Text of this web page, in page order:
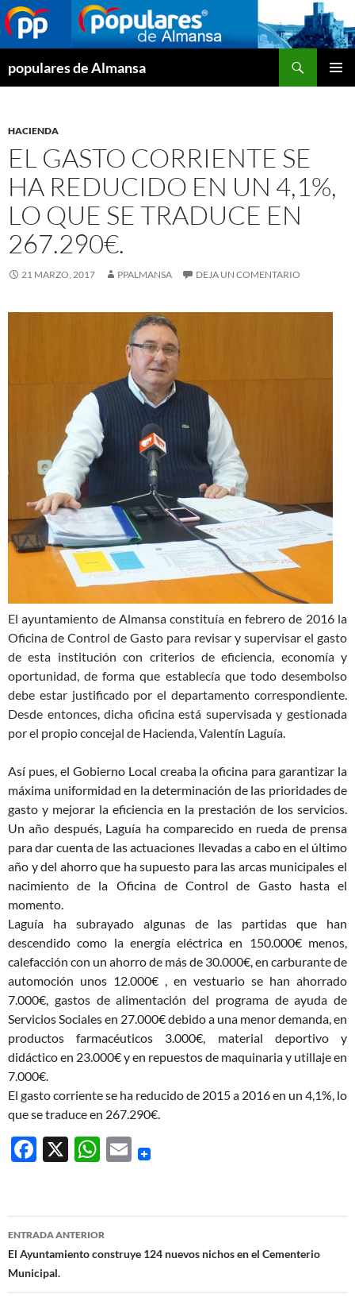
populares de Almansa
HACIENDA
EL GASTO CORRIENTE SE
HA REDUCIDO EN UN 4,1%,
LO QUE SE TRADUCE EN
267.290€.
21 MARZO, 2017 PPALMANSA DEJA UN COMENTARIO
El ayuntamiento de Almansa constituía en febrero de 2016 la
Oficina de Control de Gasto para revisar y supervisar el gasto
de esta institución con criterios de eficiencia, economía y
oportunidad, de forma que establecía que todo desembolso
debe estar justificado por el departamento correspondiente.
Desde entonces, dicha oficina está supervisada y gestionada
por el propio concejal de Hacienda, Valentín Laguía.
Así pues, el Gobierno Local creaba la oficina para garantizar la
máxima uniformidad en la determinación de las prioridades de
gasto y mejorar la eficiencia en la prestación de los servicios.
Un año después, Laguía ha comparecido en rueda de prensa
para dar cuenta de las actuaciones llevadas a cabo en el último
año y del ahorro que ha supuesto para las arcas municipales el
nacimiento de la Oficina de Control de Gasto hasta el
momento.
Laguía ha subrayado algunas de las partidas que han
descendido como la energía eléctrica en 150.000€ menos,
calefacción con un ahorro de más de 30.000€, en carburante de
automoción unos 12.000€ , en vestuario se han ahorrado
7.000€, gastos de alimentación del programa de ayuda de
Servicios Sociales en 27.000€ debido a una menor demanda, en
productos farmacéuticos 3.000€, material deportivo y
didáctico en 23.000€ y en repuestos de maquinaria y utillaje en
7.000€.
El gasto corriente se ha reducido de 2015 a 2016 en un 4,1%, lo
que se traduce en 267.290€.
F
b
o
o
X
W
s
A
E
Navegación
de
entradas
ENTRADA ANTERIOR
El Ayuntamiento construye 124 nuevos nichos en el Cementerio
Municipal.